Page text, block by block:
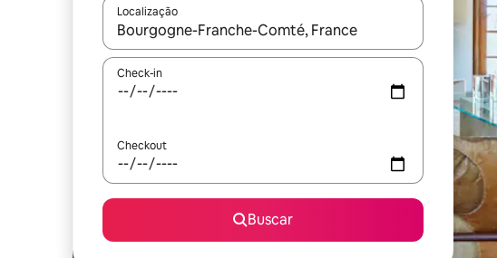
Localização
Quando os resultados estiverem disponíveis, explore-os
Check-in
Checkout
Buscar